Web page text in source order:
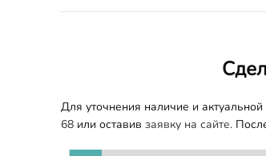
Для уточнения наличие и
68 или оставив заявку на сайте.